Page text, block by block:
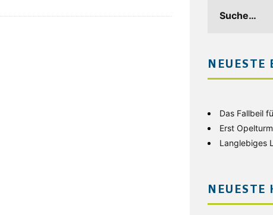
NEUESTE
Das Fallbeil
Erst
Langlebiges
NEUESTE